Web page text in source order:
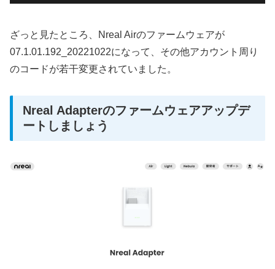
ざっと見たところ、Nreal Airのファームウェアが
07.1.01.192_20221022になって、その他アカウント周り
のコードが若干変更されていました。
Nreal Adapterのファームウェアアップデ
ートしましょう